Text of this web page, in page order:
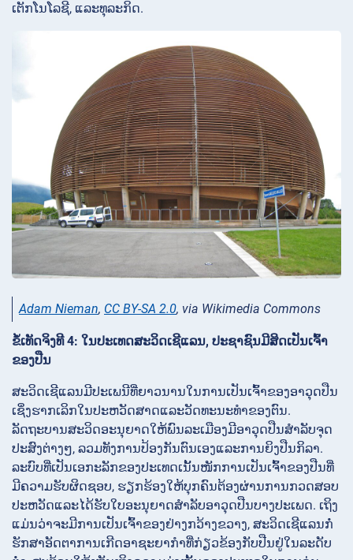
ເຕັກໂນໂລຊີ, ແລະທຸລະກິດ.
Adam Nieman, CC BY-SA 2.0, via Wikimedia Commons
ຂໍ້ເທັດຈິງທີ 4: ໃນປະເທດສະວິດເຊີແລນ, ປະຊາຊົນມີສິດເປັນເຈົ້າ
ຂອງປືນ
ສະວິດເຊີແລນມີປະເພນີທີ່ຍາວນານໃນການເປັນເຈົ້າຂອງອາວຸດປືນ
ເຊິ່ງຮາກເລິກໃນປະຫວັດສາດແລະວັດທະນະທຳຂອງຕົນ.
ລັດຖະບານສະວິດອະນຸຍາດໃຫ້ພົນລະເມືອງມີອາວຸດປືນສຳລັບຈຸດ
ປະສົງຕ່າງໆ, ລວມທັງການປ້ອງກັນຕົນເອງແລະການຍິງປືນກິລາ.
ລະບົບທີ່ເປັນເອກະລັກຂອງປະເທດເນັ້ນໜັກການເປັນເຈົ້າຂອງປືນທີ່
ມີຄວາມຮັບຜິດຊອບ, ຮຽກຮ້ອງໃຫ້ບຸກຄົນຕ້ອງຜ່ານການກວດສອບ
ປະຫວັດແລະໄດ້ຮັບໃບອະນຸຍາດສຳລັບອາວຸດປືນບາງປະເພດ. ເຖິງ
ແມ່ນວ່າຈະມີການເປັນເຈົ້າຂອງຢ່າງກວ້າງຂວາງ, ສະວິດເຊີແລນກໍ່
ຮັກສາອັດຕາການເກີດອາຊະຍາກຳທີ່ກ່ຽວຂ້ອງກັບປືນຢູ່ໃນລະດັບ